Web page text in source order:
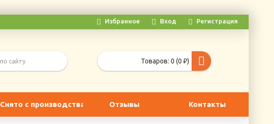
Избранное Вход Регистрация
Товаров: 0 (0 ₽)
Снято с производства Отзывы Контакты